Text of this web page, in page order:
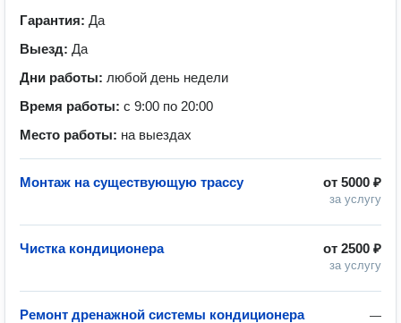
Гарантия: Да
Выезд: Да
Дни работы: любой день недели
Время работы: с 9:00 по 20:00
Место работы: на выездах
от 5000 ₽
за услугу
Монтаж на существующую трассу
от 2500 ₽
за услугу
Чистка кондиционера
—
Ремонт дренажной системы кондиционера